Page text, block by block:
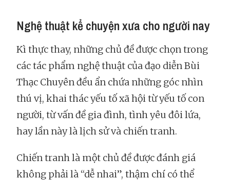
Nghệ thuật kể chuyện xưa cho người nay
Kì thực thay, những chủ đề được chọn trong
các tác phẩm nghệ thuật của đạo diễn Bùi
Thạc Chuyên đều ẩn chứa những góc nhìn
thú vị, khai thác yếu tố xã hội từ yếu tố con
người, từ vấn đề gia đình, tình yêu đôi lứa,
hay lần này là lịch sử và chiến tranh.
Chiến tranh là một chủ đề được đánh giá
không phải là “dễ nhai”, thậm chí có thể